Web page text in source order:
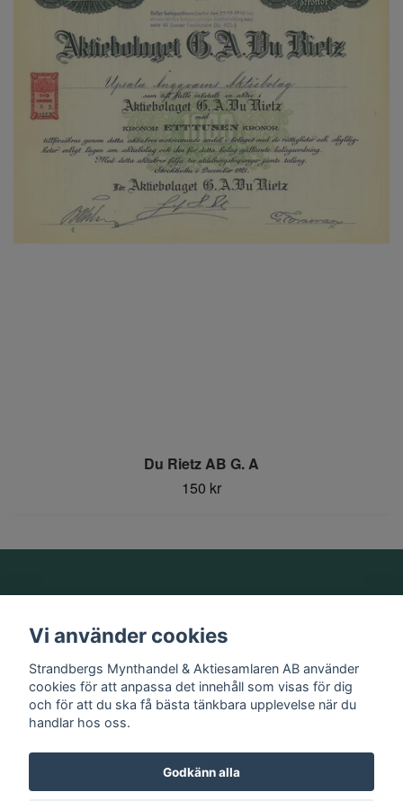
Du Rietz AB G. A
150 kr
Information
Sociala medier
Vi använder cookies
Strandbergs Mynthandel & Aktiesamlaren AB använder
cookies för att anpassa det innehåll som visas för dig
och för att du ska få bästa tänkbara upplevelse när du
handlar hos oss.
Godkänn alla